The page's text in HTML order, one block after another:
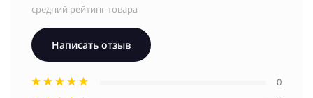
средний рейтинг товара
Написать отзыв
0